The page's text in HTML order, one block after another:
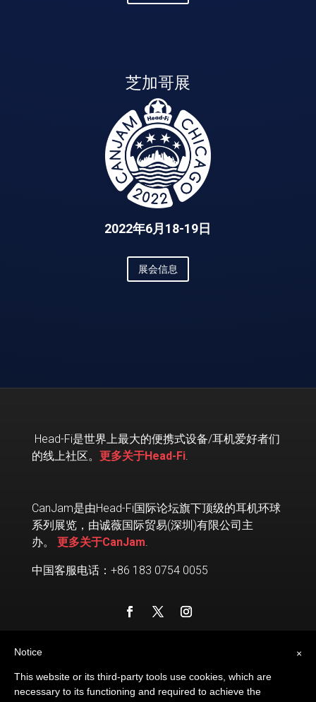
芝加哥展
2022年6月18-19日
展会信息
Head-Fi是世界上最大的便携式设备/耳机爱好者们
的线上社区。 更多关于Head-Fi.
CanJam是由Head-Fi国际论坛旗下顶级的耳机环球
系列展览，由诚薇国际贸易(深圳)有限公司主
办。 更多关于CanJam
中国客服电话：+86 183 0754 0055
×
Notice
This website or its third-party tools use cookies, which are
necessary to its functioning and required to achieve the